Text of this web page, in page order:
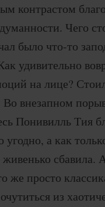
контрастом
Чего
было что-то
удивительно
на лице?
внезапном
Понивилль Тия
угодно, а как
сбавила.
же просто
из